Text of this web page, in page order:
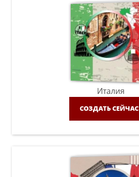
Италия
СОЗДАТЬ СЕЙЧАС